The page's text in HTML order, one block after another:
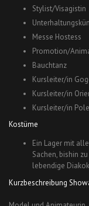
Stylist/Visagistin
Messe Hostess
Promotion/
Bauchtanz
Kursleiter/in
Kursleiter/in
Kursleiter/in
Kostüme
Ein Lager mit
Sachen, bishin
lebendige
Kurzbeschreibung